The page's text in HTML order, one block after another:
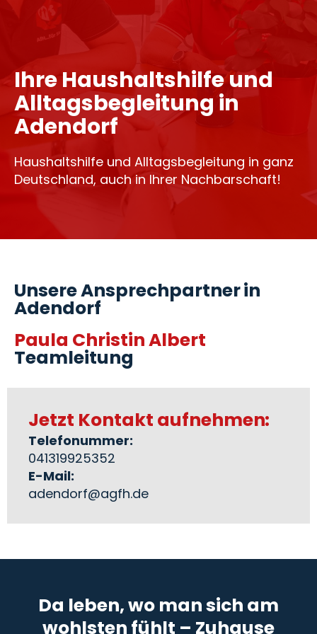
Ihre Haushaltshilfe und
Alltagsbegleitung in
Adendorf
Haushaltshilfe und Alltagsbegleitung in ganz
Deutschland, auch in Ihrer Nachbarschaft!
Unsere Ansprechpartner in
Adendorf
Paula Christin Albert
Teamleitung
Jetzt Kontakt aufnehmen:
Telefonummer:
041319925352
E-Mail:
adendorf@agfh.de
Da leben, wo man sich am
wohlsten fühlt – Zuhause